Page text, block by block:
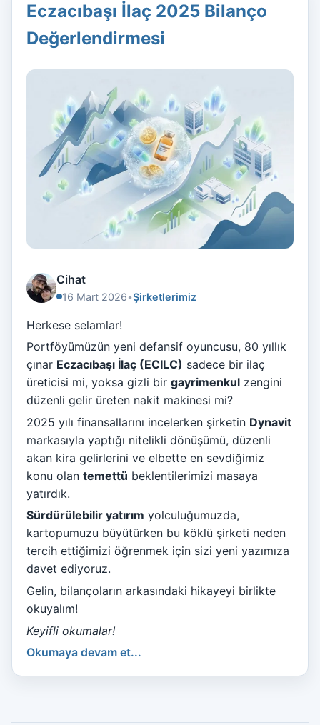
Eczacıbaşı İlaç 2025 Bilanço
Değerlendirmesi
Cihat
16 Mart 2026•Şirketlerimiz
Herkese selamlar!
Portföyümüzün yeni defansif oyuncusu, 80 yıllık
çınar Eczacıbaşı İlaç (ECILC) sadece bir ilaç
üreticisi mi, yoksa gizli bir gayrimenkul zengini
düzenli gelir üreten nakit makinesi mi?
2025 yılı finansallarını incelerken şirketin Dynavit
markasıyla yaptığı nitelikli dönüşümü, düzenli
akan kira gelirlerini ve elbette en sevdiğimiz
konu olan temettü beklentilerimizi masaya
yatırdık.
Sürdürülebilir yatırım yolculuğumuzda,
kartopumuzu büyütürken bu köklü şirketi neden
tercih ettiğimizi öğrenmek için sizi yeni yazımıza
davet ediyoruz.
Gelin, bilançoların arkasındaki hikayeyi birlikte
okuyalım!
Keyifli okumalar!
Okumaya devam et...